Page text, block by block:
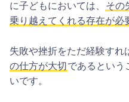
に子どもにおいては、
その
乗り越えてくれる存在が必
失敗や挫折をただ経験すれ
の仕方が大切 であるという
いです。